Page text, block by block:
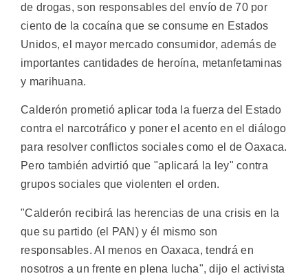
de drogas, son responsables del envío de 70 por
ciento de la cocaína que se consume en Estados
Unidos, el mayor mercado consumidor, además de
importantes cantidades de heroína, metanfetaminas
y marihuana.
Calderón prometió aplicar toda la fuerza del Estado
contra el narcotráfico y poner el acento en el diálogo
para resolver conflictos sociales como el de Oaxaca.
Pero también advirtió que "aplicará la ley" contra
grupos sociales que violenten el orden.
"Calderón recibirá las herencias de una crisis en la
que su partido (el PAN) y él mismo son
responsables. Al menos en Oaxaca, tendrá en
nosotros a un frente en plena lucha", dijo el activista